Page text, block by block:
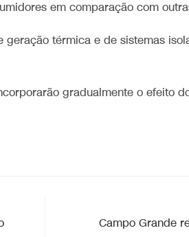
em comparação com
térmica e de sistemas
gradualmente o efeito
Campo Grande